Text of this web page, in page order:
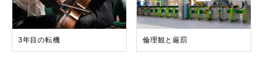
3年目の転機 倫理観と厳罰